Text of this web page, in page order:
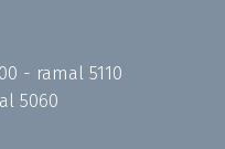
- ramal 5110
5060